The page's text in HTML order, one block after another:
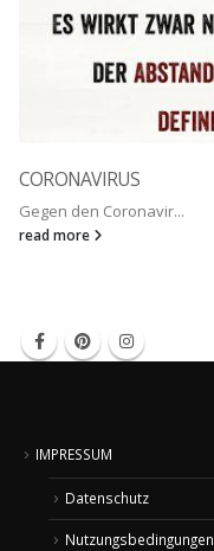
CORONAVIRUS
Gegen den Coronavir...
read more
IMPRESSUM
Datenschutz
Nutzungsbedingungen